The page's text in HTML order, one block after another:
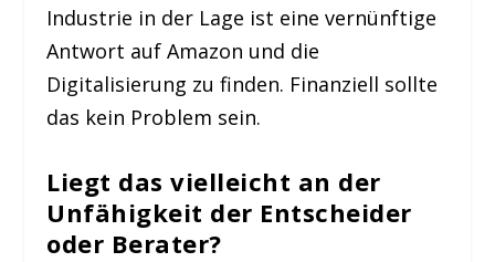
Industrie in der Lage ist eine vernünftige
Antwort auf Amazon und die
Digitalisierung zu finden. Finanziell sollte
das kein Problem sein.
Liegt das vielleicht an der
Unfähigkeit der Entscheider
oder Berater?